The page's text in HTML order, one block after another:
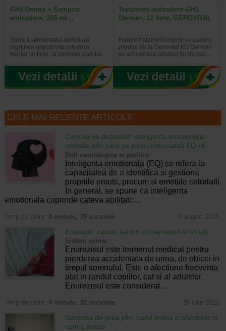
GH3 Derma + Sampon
anticadere, 200 ml…
Stresul, alimentatia deficitara,
ingrijirea nepotrivita pot duce
treptat, in timp, la caderea parului…
Tratament anticadere GH3
Derma+, 12 fiole, GEROVITAL
Fiolele tratament impotriva caderii
parului de la Gerovital H3 Derma+
se adreseaza oricarui tip de par…
CELE MAI RECENTE ARTICOLE
Cum sa va dezvoltati inteligenta emotionala:
metode prin care va puteti imbunatati EQ-ul
Boli neurologice si psihice
Inteligenta emotionala (EQ) se refera la
capacitatea de a identifica si gestiona
propriile emotii, precum si emotiile celorlalti.
In general, se spune ca inteligenta
emotionala cuprinde cateva abilitati:…
Timp de citire: 4 minute, 39 secunde 6 august 2026
Enurezis: cauze, factori declansatori si solutii
Sistem urinar
Enurezisul este termenul medical pentru
pierderea accidentala de urina, de obicei in
timpul somnului. Este o afectiune frecventa
atat in randul copiilor, cat si al adultilor.
Enurezisul este considerat…
Timp de citire: 4 minute, 32 secunde 28 iulie 2026
Senzatia de prea plin: cand indica o afectiune si
cum o tratati